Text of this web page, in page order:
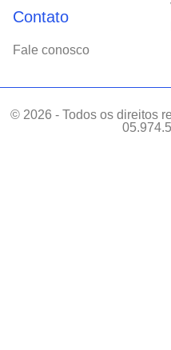
Contato
Fale conosco
© 2026 - Todos os direitos